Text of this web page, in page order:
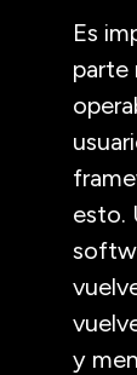
Es
parte
esto.
y